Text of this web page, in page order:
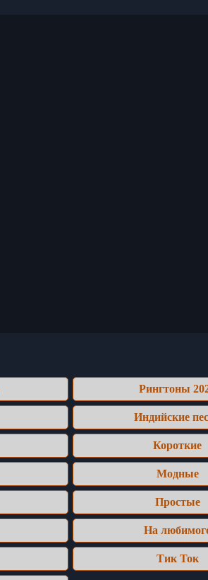
Рингтоны
Индийские
Короткие
Модные
Простые
На
Тик Ток